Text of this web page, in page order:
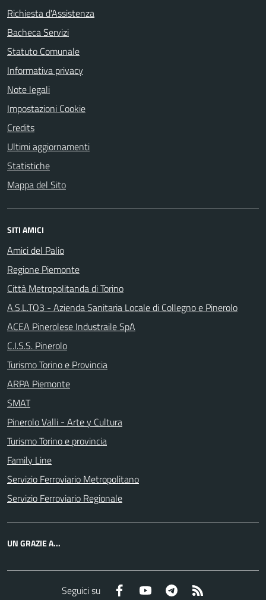
Richiesta d'Assistenza
Bacheca Servizi
Statuto Comunale
Informativa privacy
Note legali
Impostazioni Cookie
Credits
Ultimi aggiornamenti
Statistiche
Mappa del Sito
SITI AMICI
Amici del Palio
Regione Piemonte
Città Metropolitanda di Torino
A.S.L.TO3 - Azienda Sanitaria Locale di Collegno e Pinerolo
ACEA Pinerolese Industraile SpA
C.I.S.S. Pinerolo
Turismo Torino e Provincia
ARPA Piemonte
SMAT
Pinerolo Valli - Arte y Cultura
Turismo Torino e provincia
Family Line
Servizio Ferroviario Metropolitano
Servizio Ferroviario Regionale
UN GRAZIE A...
Seguici su Facebook YouTube Telegram